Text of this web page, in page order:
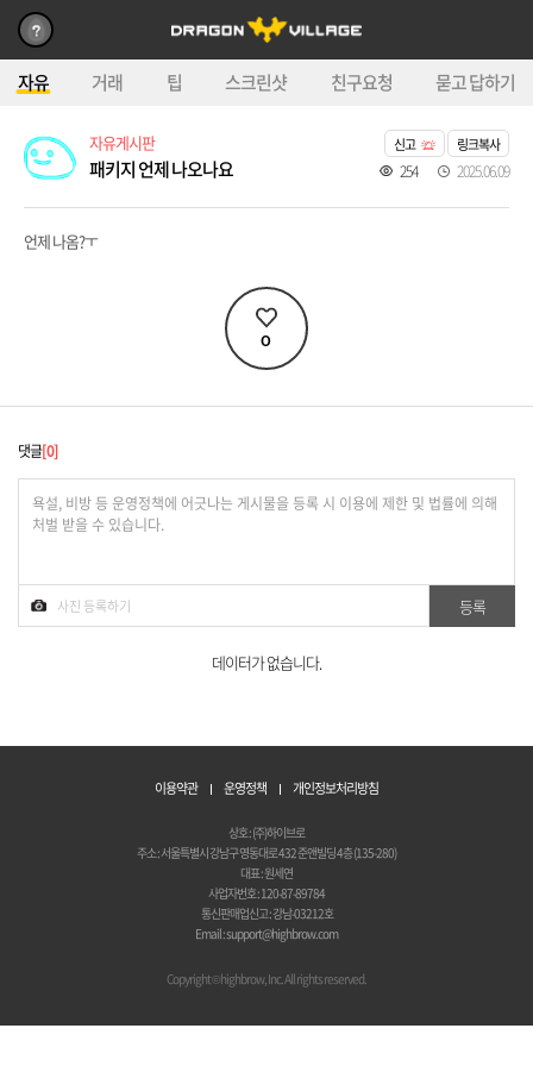
자유 거래 팁 스크린샷 친구요청 묻고 답하기
자유게시판
패키지 언제 나오나요
신고 링크복사
254 2025.06.09
언제 나옴?ㅜ
0
댓글 0
데이터가 없습니다.
이용약관 운영정책 개인정보처리방침
상호 : (주)하이브로
주소 : 서울특별시 강남구 영동대로 432 준앤빌딩 4층 (135-280)
대표 : 원세연
사업자번호 : 120-87-89784
통신판매업신고 : 강남-03212호
Email : support@highbrow.com
Copyright © highbrow, Inc. All rights reserved.